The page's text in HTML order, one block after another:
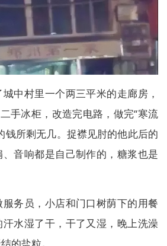
中村里一个两三平米的走廊房，
手冰柜，改造完电路，做完“寒流
钱所剩无几。捉襟见肘的他此后的
音响都是自己制作的，糖浆也是
务员，小店和门口树荫下的用餐
水湿了干，干了又湿，晚上洗澡
的盐粒。